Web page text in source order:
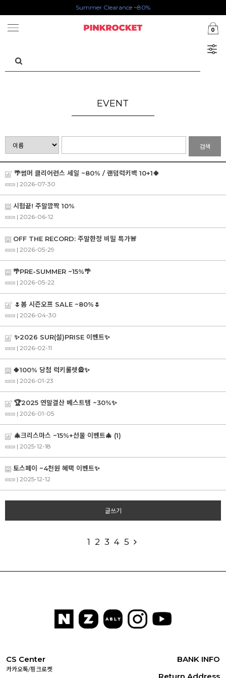
Summer Clearance ~80%
0
EVENT
검색
🌴썸머 클리어런스 세일 ~80% / 랜덤럭키백 10+1🍀
| 2026-07-30
시험끝! 주말깜짝 10%
| 2026-06-12
OFF THE RECORD: 주말한정 비밀 특가🚨
| 2026-05-29
🌴PRE-SUMMER ~15%🌴
| 2026-05-22
🌷봄 시즌오프 SALE ~80%🌷
| 2026-04-30
✨2026 SUR(설)PRISE 이벤트✨
| 2026-02-11
🍀100% 당첨 럭키룰렛🎡✨
| 2026-01-23
🏆2025 연말결산 베스트템 ~30%✨
| 2026-01-05
🎄크리스마스 ~15%+선물 이벤트🎄 (1)
| 2025-12-18
토스페이 ~4천원 혜택 이벤트✨
| 2025-12-12
글쓰기
1 2 3 4 5
CS Center
카카오톡/핑크로켓
BANK INFO